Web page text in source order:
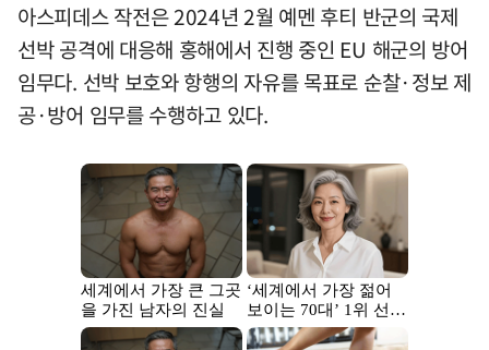
아스피데스 작전은 2024년 2월 예멘 후티 반군의 국제
선박 공격에 대응해 홍해에서 진행 중인 EU 해군의 방어
임무다. 선박 보호와 항행의 자유를 목표로 순찰·정보 제
공·방어 임무를 수행하고 있다.